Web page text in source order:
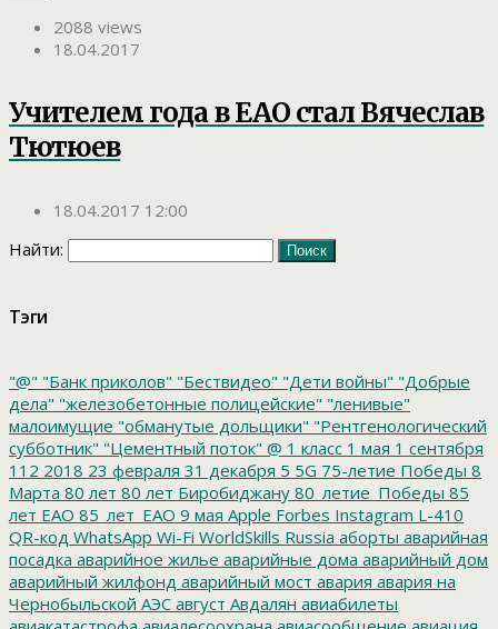
2088 views
18.04.2017
Учителем года в ЕАО стал Вячеслав
Тютюев
18.04.2017 12:00
Найти:
Тэги
"@" "Банк приколов" "Бествидео" "Дети войны" "Добрые
дела" "железобетонные полицейские" "ленивые"
малоимущие "обманутые дольщики" "Рентгенологический
субботник" "Цементный поток" @ 1 класс 1 мая 1 сентября
112 2018 23 февраля 31 декабря 5 5G 75-летие Победы 8
Марта 80 лет 80 лет Биробиджану 80_летие_Победы 85
лет ЕАО 85_лет_ЕАО 9 мая Apple Forbes Instagram L-410
QR-код WhatsApp Wi-Fi WorldSkills Russia аборты аварийная
посадка аварийное жилье аварийные дома аварийный дом
аварийный жилфонд аварийный мост авария авария на
Чернобыльской АЭС август Авдалян авиабилеты